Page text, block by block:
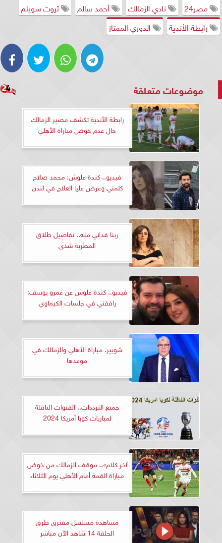
مصر24
نادي الزمالك أحمد سالم
ثروت سويلم
رابطة الأندية
الدوري الممتاز
موضوعات متعلقة
رابطة الأندية تكشف مصير الزمالك
حال عدم خوض مباراة الأهلي
فيديو.. كندة علوش: محمد صلاح
كلمني وعرض عليا العلاج في لندن
ربنا فداني منه.. تفاصيل طلاق
المطربة شذى
فيديو.. كندة علوش عن عمرو يوسف:
رافقني في جلسات الكيماوي
شوبير: مباراة الأهلي والزمالك في
موعدها
جميع الترددات.. القنوات الناقلة
لمباريات كوبا أمريكا 2024
آخر كلام».. موقف الزمالك من خوض
مباراة القمة أمام الأهلي يوم الثلاثاء
مشاهدة مسلسل مفترق طرق
الحلقة 14 شاهد الآن مباشر